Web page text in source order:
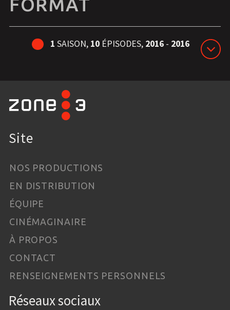
FORMAT
1 SAISON, 10 ÉPISODES, 2016- 2016
Site
NOS PRODUCTIONS
EN DISTRIBUTION
ÉQUIPE
CINÉMAGINAIRE
À PROPOS
CONTACT
RENSEIGNEMENTS PERSONNELS
Réseaux sociaux